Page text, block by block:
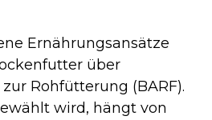
Ernährungsansätze
über
Rohfütterung (BARF).
wird, hängt von